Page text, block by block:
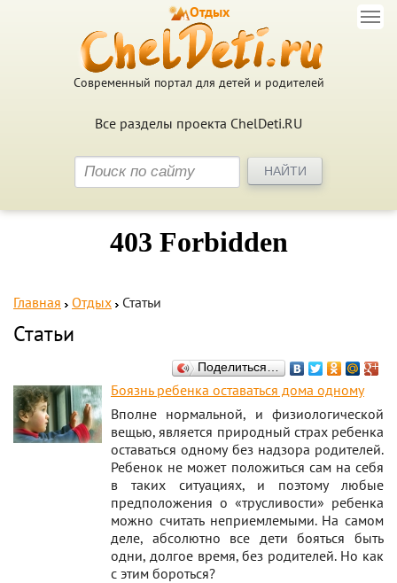
Современный портал для детей и родителей
Все разделы проекта ChelDeti.RU
Отдых
Главная Отдых Статьи
Статьи
Поделиться…
Боязнь ребенка оставаться дома одному
Вполне нормальной, и физиологической
вещью, является природный страх ребенка
оставаться одному без надзора родителей.
Ребенок не может положиться сам на себя
в таких ситуациях, и поэтому любые
предположения о «трусливости» ребенка
можно считать неприемлемыми. На самом
деле, абсолютно все дети бояться быть
одни, долгое время, без родителей. Но как
с этим бороться?